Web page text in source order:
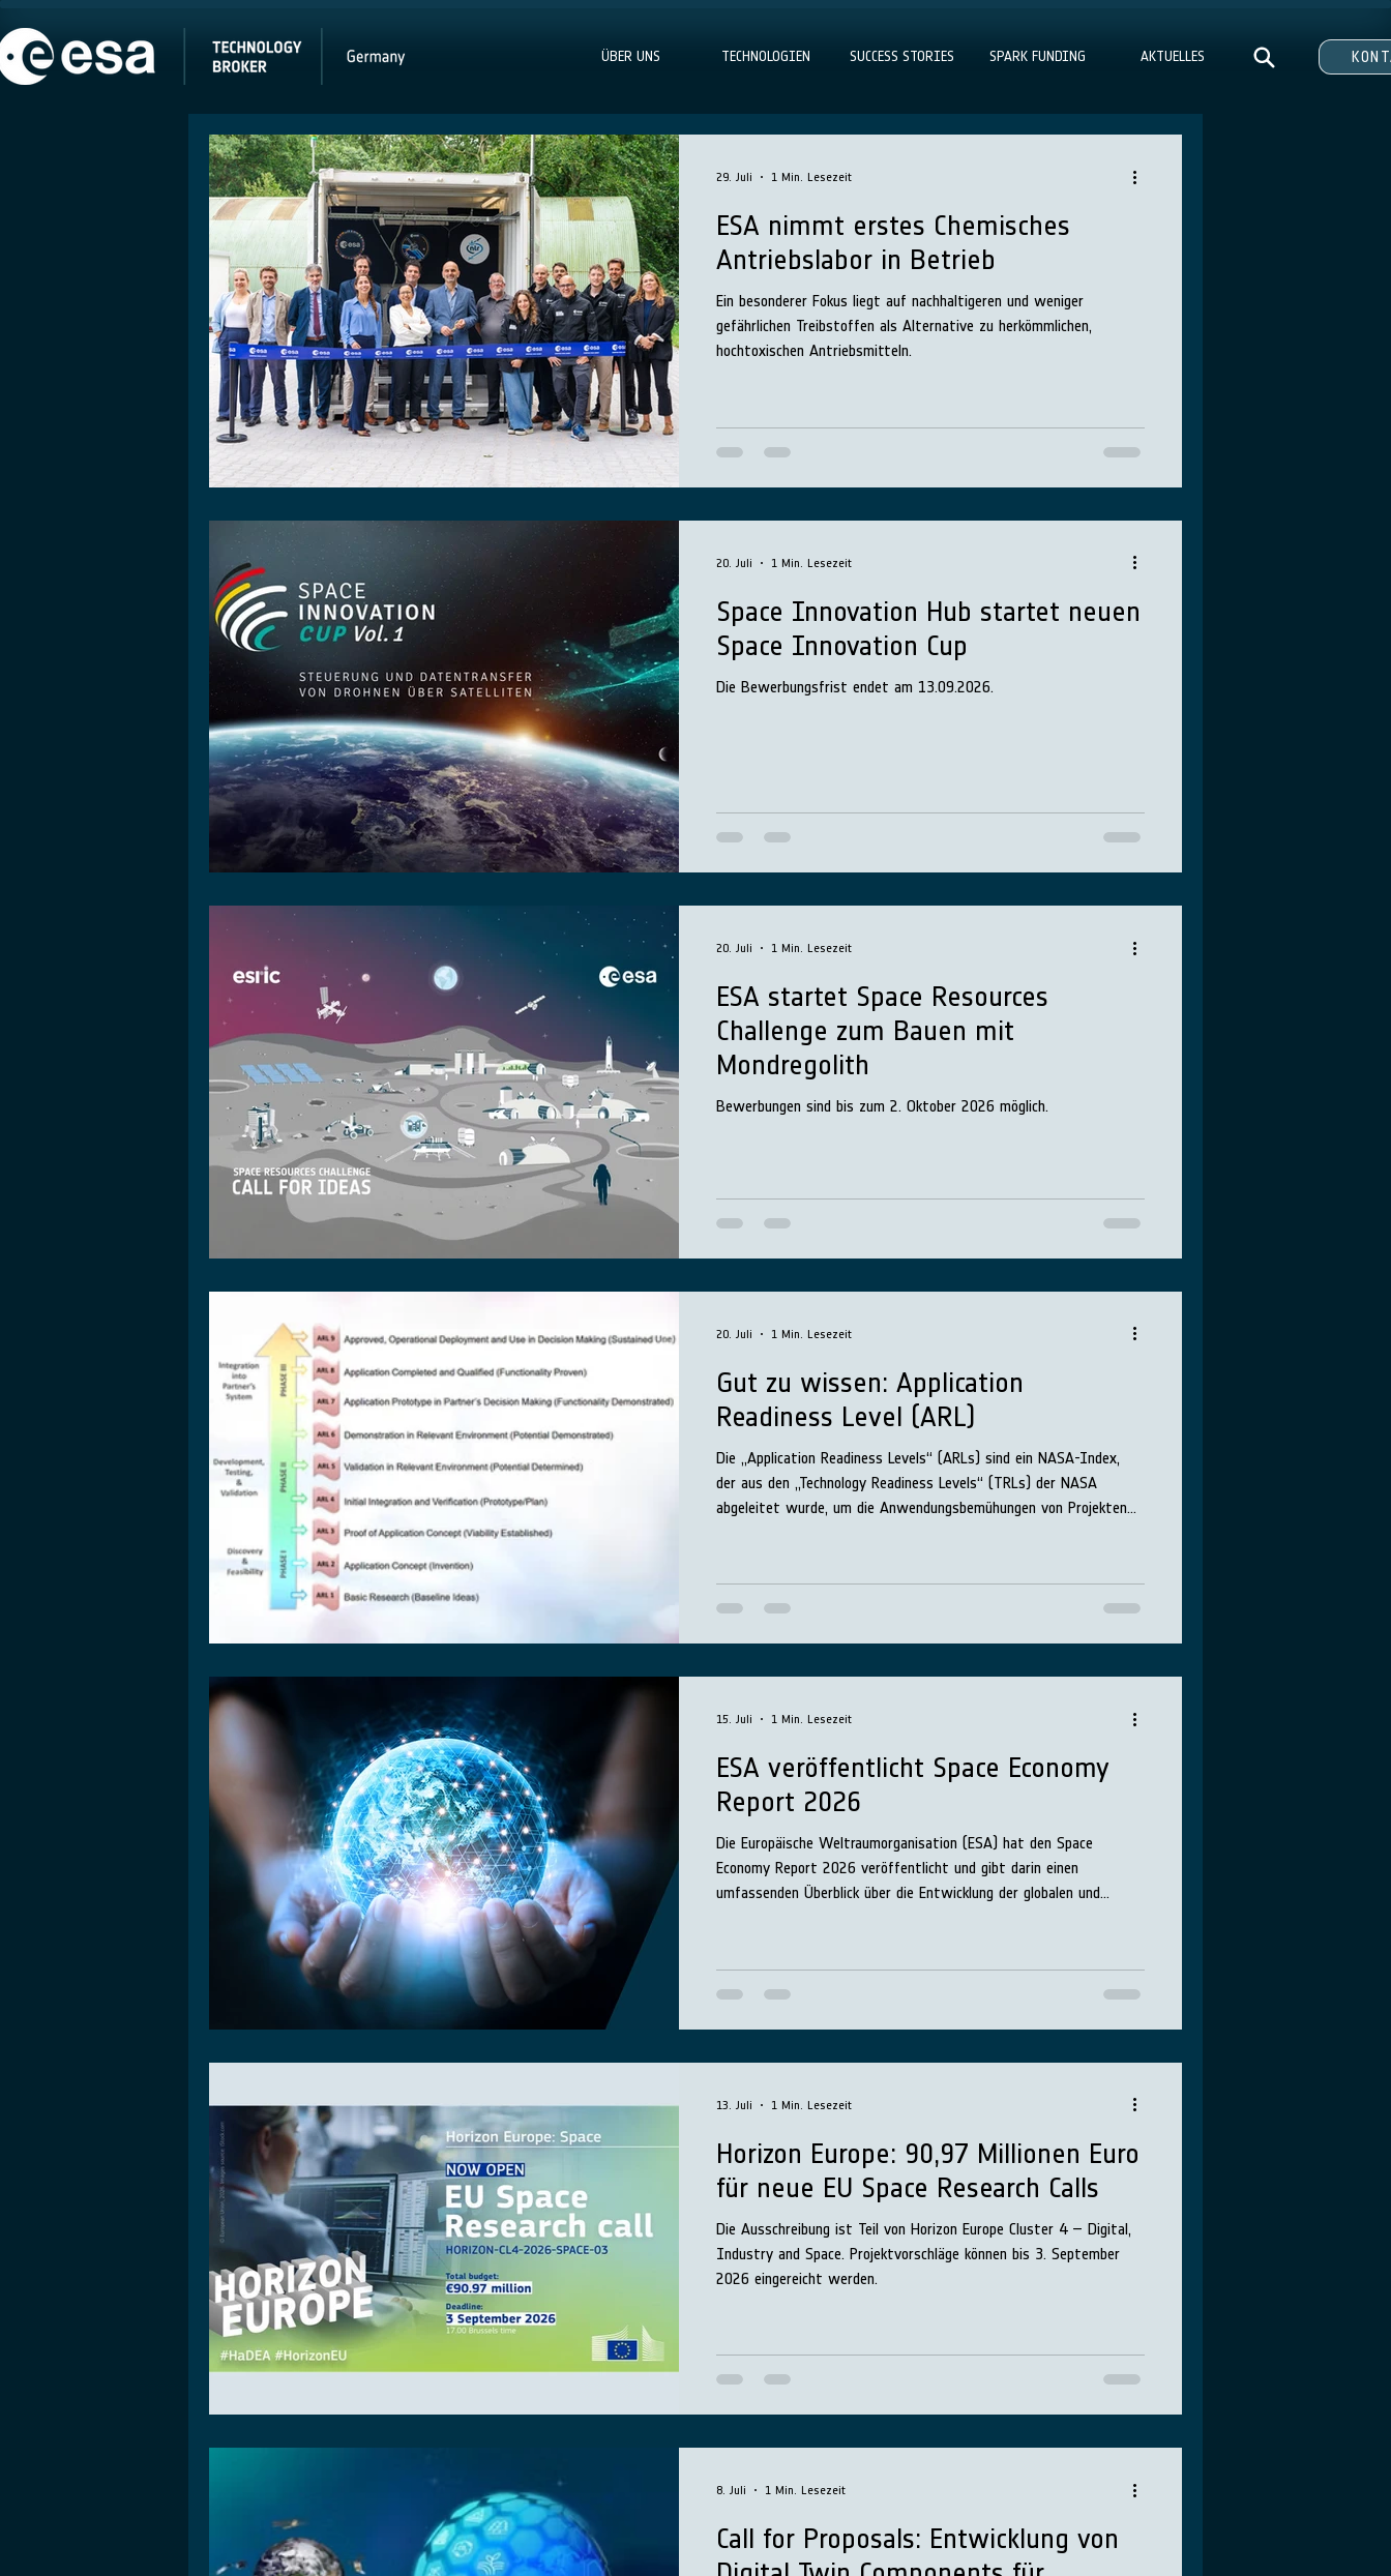
ÜBER UNS TECHNOLOGIEN SUCCESS STORIES SPARK FUNDING AKTUELLES
ESA nimmt erstes Chemisches
Antriebslabor in Betrieb
Ein besonderer Fokus liegt auf nachhaltigeren und weniger
gefährlichen Treibstoffen als Alternative zu herkömmlichen,
hochtoxischen Antriebsmitteln.
29. Juli 1 Min. Lesezeit
Space Innovation Hub startet neuen
Space Innovation Cup
Die Bewerbungsfrist endet am 13.09.2026.
20. Juli 1 Min. Lesezeit
ESA startet Space Resources
Challenge zum Bauen mit
Mondregolith
Bewerbungen sind bis zum 2. Oktober 2026 möglich.
20. Juli 1 Min. Lesezeit
Gut zu wissen: Application
Readiness Level (ARL)
Die „Application Readiness Levels“ (ARLs) sind ein NASA-Index,
der aus den „Technology Readiness Levels“ (TRLs) der NASA
abgeleitet wurde, um die Anwendungsbemühungen von Projekten
20. Juli 1 Min. Lesezeit
ESA veröffentlicht Space Economy
Report 2026
Die Europäische Weltraumorganisation (ESA) hat den Space
Economy Report 2026 veröffentlicht und gibt darin einen
umfassenden Überblick über die Entwicklung der globalen und
15. Juli 1 Min. Lesezeit
Horizon Europe: 90,97 Millionen Euro
für neue EU Space Research Calls
Die Ausschreibung ist Teil von Horizon Europe Cluster 4 – Digital,
Industry and Space. Projektvorschläge können bis 3. September
2026 eingereicht werden.
13. Juli 1 Min. Lesezeit
Call for Proposals: Entwicklung von
8. Juli 1 Min. Lesezeit